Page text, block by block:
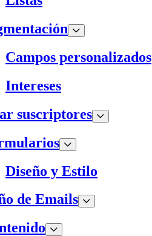
Campos personalizados
Intereses
suscriptores
Diseño y Estilo
de Emails